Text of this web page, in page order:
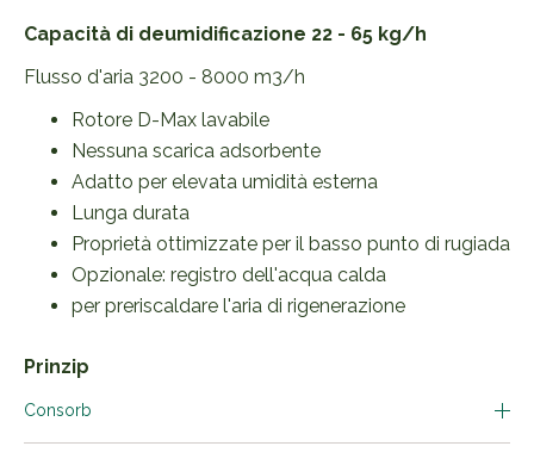
Capacità di deumidificazione 22 - 65 kg/h
Flusso d'aria 3200 - 8000 m3/h
Rotore D-Max lavabile
Nessuna scarica adsorbente
Adatto per elevata umidità esterna
Lunga durata
Proprietà ottimizzate per il basso punto di rugiada
Opzionale: registro dell'acqua calda
per preriscaldare l'aria di rigenerazione
Prinzip
Consorb